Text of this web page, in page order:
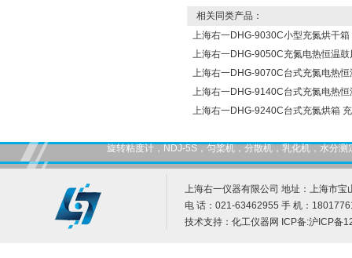
相关同类产品：
上海右一DHG-9030C小型充氮烘干箱
上海右一DHG-9050C充氮电热恒温鼓
上海右一DHG-9070C台式充氮电热恒
上海右一DHG-9140C台式充氮电热恒
上海右一DHG-9240C台式充氮烘箱
旋转粘度计，NDJ-5S，匀桨机，分散机，乳化机，水分
上海右一仪器有限公司 地址：上海市宝
电 话：021-63462955 手 机：
技术支持： 化工仪器网 ICP备:沪ICP备